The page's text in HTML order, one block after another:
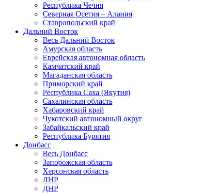
Республика Чечня
Северная Осетия – Алания
Ставропольский край
Дальний Восток
Весь Дальний Восток
Амурская область
Еврейская автономная область
Камчатский край
Магаданская область
Приморский край
Республика Саха (Якутия)
Сахалинская область
Хабаровский край
Чукотский автономный округ
Забайкальский край
Республика Бурятия
Донбасс
Весь Донбасс
Запорожская область
Херсонская область
ЛНР
ДНР